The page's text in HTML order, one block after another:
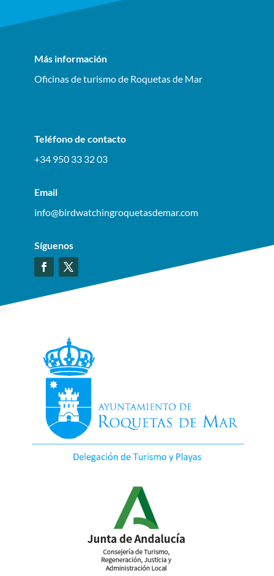
Más información
Oficinas de turismo de Roquetas de Mar
Teléfono de contacto
+34 950 33 32 03
Email
info@birdwatchingroquetasdemar.com
Síguenos